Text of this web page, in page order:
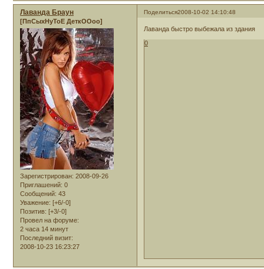
Поделиться2008-10-02 14:10:48
Лаванда Браун
[ПпСыхНуТоЕ ДеткООоо]
Зарегистрирован: 2008-09-26
Приглашений: 0
Сообщений: 43
Уважение: [+6/-0]
Позитив: [+3/-0]
Провел на форуме:
2 часа 14 минут
Последний визит:
2008-10-23 16:23:27
Лаванда быстро выбежала из здания
0